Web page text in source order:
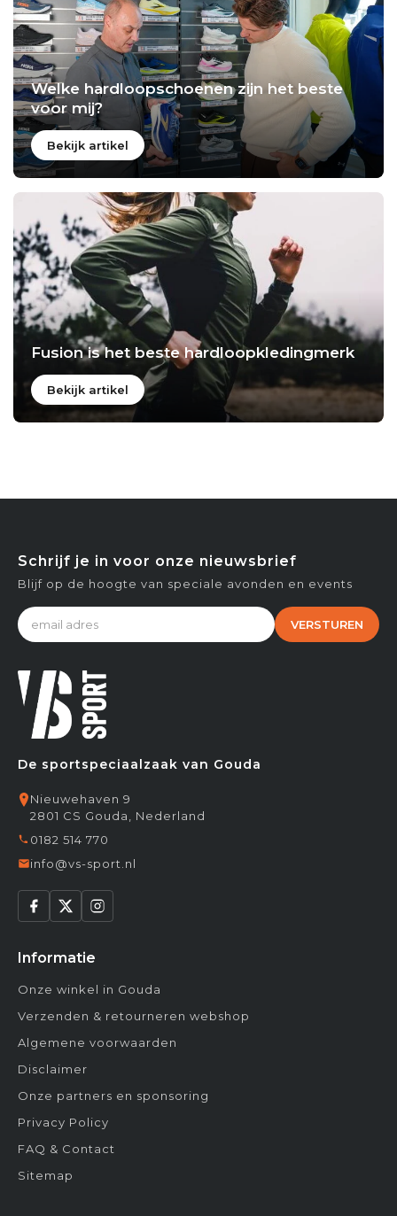
Welke hardloopschoenen zijn het beste
voor mij?
Bekijk artikel
Fusion is het beste hardloopkledingmerk
Bekijk artikel
De sportspeciaalzaak van Gouda
Nieuwehaven 9
2801 CS Gouda, Nederland
0182 514 770
info@vs-sport.nl
Informatie
Onze winkel in Gouda
Verzenden & retourneren webshop
Algemene voorwaarden
Disclaimer
Onze partners en sponsoring
Privacy Policy
FAQ & Contact
Sitemap
Schrijf je in voor onze nieuwsbrief
Blijf op de hoogte van speciale avonden en events
VERSTUREN